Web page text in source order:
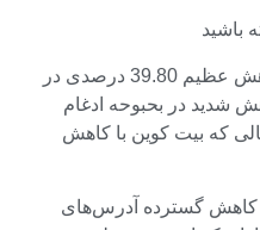
باشید
این به طور خاص نشان دهنده کاهش عظیم 39.80 درصدی در
در بحبوحه ادغام
که بیت کوین با کاهش
کاهش گسترده آدرس‌های